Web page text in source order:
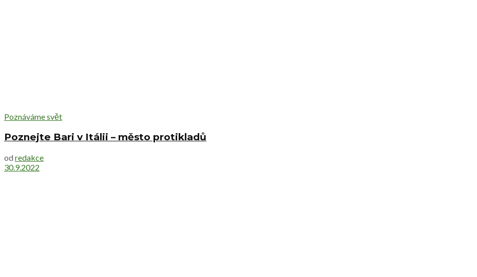
Poznáváme svět
Poznejte Bari v Itálii – město protikladů
od redakce
30.9.2022